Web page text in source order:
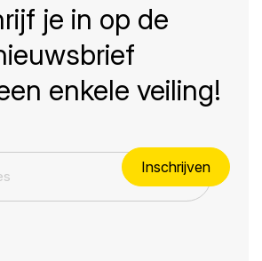
je in op de
enkele veiling!
Inschrijven